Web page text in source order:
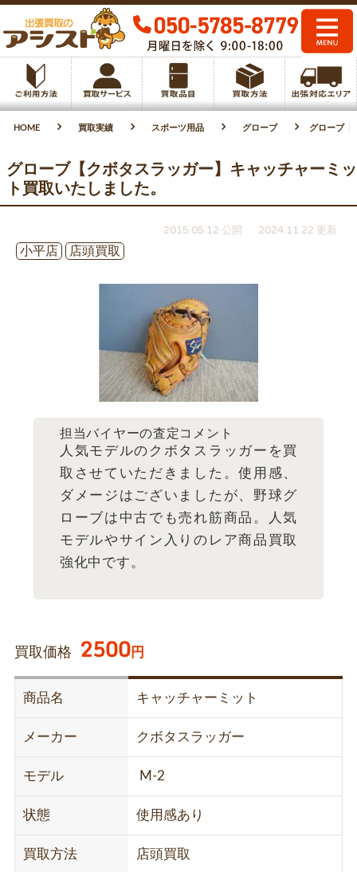
HOME 買取実績 スポーツ用品 グローブ グローブ【
グローブ【クボタスラッガー】キャッチャーミッ
ト買取いたしました。
2015.05.12 公開
2024.11.22 更新
小平店
店頭買取
担当バイヤーの査定コメント
人気モデルのクボタスラッガーを買
取させていただきました。使用感、
ダメージはございましたが、野球グ
ローブは中古でも売れ筋商品。人気
モデルやサイン入りのレア商品買取
強化中です。
買取価格 2500円
商品名 キャッチャーミット
メーカー クボタスラッガー
モデル M-2
状態 使用感あり
買取方法 店頭買取